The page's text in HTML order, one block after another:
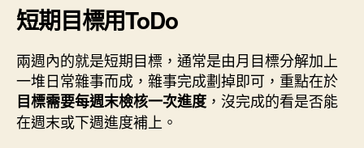
短期目標用ToDo
兩週內的就是短期目標，通常是由月目標分解加上
一堆日常雜事而成，雜事完成劃掉即可，重點在於
目標需要每週末檢核一次進度 ，沒完成的看是否能
在週末或下週進度補上。